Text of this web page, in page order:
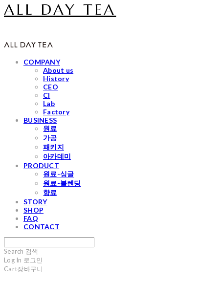
ALL DAY TEA
COMPANY
About us
History
CEO
CI
Lab
Factory
BUSINESS
원료
가공
패키지
아카데미
PRODUCT
원료-싱글
원료-블렌딩
향료
STORY
SHOP
FAQ
CONTACT
Search 검색
Log In 로그인
Cart장바구니